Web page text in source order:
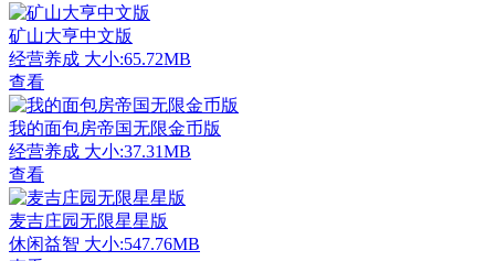
矿山大亨中文版
经营养成 大小:65.72MB
查看
我的面包房帝国无限金币版
经营养成 大小:37.31MB
查看
麦吉庄园无限星星版
休闲益智 大小:547.76MB